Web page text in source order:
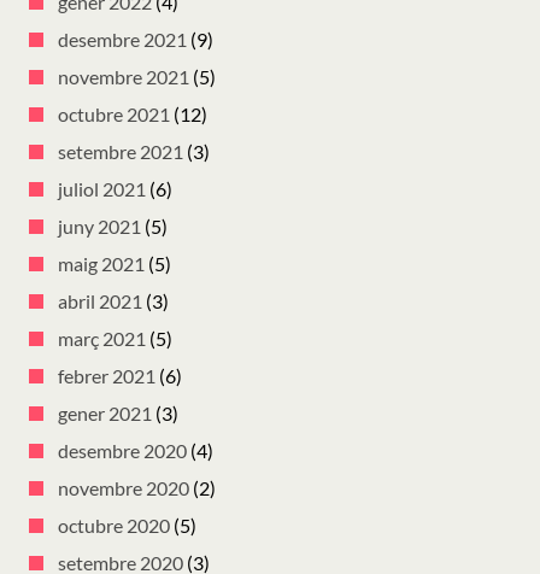
desembre 2021 (9)
novembre 2021 (5)
octubre 2021 (12)
setembre 2021 (3)
juliol 2021 (6)
juny 2021 (5)
maig 2021 (5)
abril 2021 (3)
març 2021 (5)
febrer 2021 (6)
gener 2021 (3)
desembre 2020 (4)
novembre 2020 (2)
octubre 2020 (5)
setembre 2020 (3)